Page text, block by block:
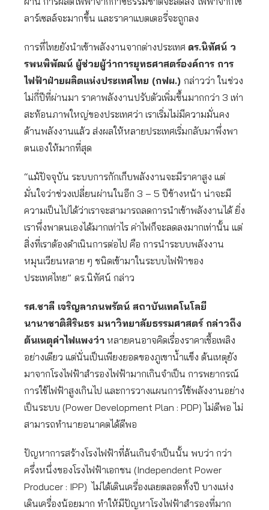
ลาร์เซลล์จะมากขึ้น และราคาแบตเตอรี่จะถูกลง
การที่ไทยยังนำเข้าพลังงานจากต่างประเทศ ดร.นิทัศน์ ว
รพนพิพัฒน์ ผู้ช่วยผู้ว่าการยุทธศาสตร์องค์การ การ
ไฟฟ้าฝ่ายผลิตแห่งประเทศไทย (กฟผ.) กล่าวว่า ในช่วง
ไม่กี่ปีที่ผ่านมา ราคาพลังงานปรับตัวเพิ่มขึ้นมากกว่า 3 เท่า
สะท้อนภาพใหญ่ของประเทศว่า เราเริ่มไม่มีความมั่นคง
ด้านพลังงานแล้ว ส่งผลให้หลายประเทศเริ่มกลับมาพึ่งพา
ตนเองให้มากที่สุด
“แม้ปัจจุบัน ระบบการกักเก็บพลังงานจะมีราคาสูง แต่
มั่นใจว่าช่วงเปลี่ยนผ่านในอีก 3 – 5 ปีข้างหน้า น่าจะมี
ความเป็นไปได้ว่าเราจะสามารถลดการนำเข้าพลังงานได้ ยิ่ง
เราพึ่งพาตนเองได้มากเท่าไร ค่าไฟก็จะลดลงมากเท่านั้น แต่
สิ่งที่เราต้องดำเนินการต่อไป คือ การนำระบบพลังงาน
หมุนเวียนหลาย ๆ ชนิดเข้ามาในระบบไฟฟ้าของ
ประเทศไทย” ดร.นิทัศน์ กล่าว
รศ.ชาลี เจริญลาภนพรัตน์ สถาบันเทคโนโลยี
นานาชาติสิรินธร มหาวิทยาลัยธรรมศาสตร์ กล่าวถึง
ต้นเหตุค่าไฟแพงว่า หลายคนอาจคิดเรื่องราคาเชื้อเพลิง
อย่างเดียว แต่นั่นเป็นเพียงยอดของภูเขาน้ำแข็ง ต้นเหตุยัง
มาจากโรงไฟฟ้าสำรองไฟฟ้ามากเกินจำเป็น การพยากรณ์
การใช้ไฟฟ้าสูงเกินไป และการวางแผนการใช้พลังงานอย่าง
เป็นระบบ (Power Development Plan : PDP) ไม่ดีพอ ไม่
สามารถทำนายอนาคตได้ดีพอ
ปัญหาการสร้างโรงไฟฟ้าที่ล้นเกินจำเป็นนั้น พบว่า กว่า
ครึ่งหนึ่งของโรงไฟฟ้าเอกชน (Independent Power
Producer : IPP) ไม่ได้เดินเครื่องเลยตลอดทั้งปี บางแห่ง
เดินเครื่องน้อยมาก ทำให้มีปัญหาโรงไฟฟ้าสำรองที่มาก